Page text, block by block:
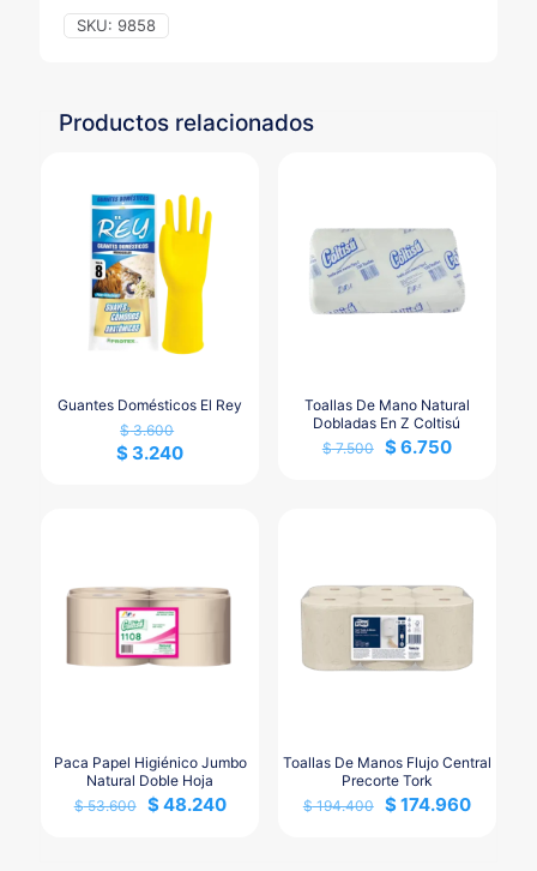
SKU: 9858
Productos relacionados
Guantes Domésticos El Rey
$3.600
$ 3.240
Las
opciones
se
pueden
página
de
producto
Toallas De Mano Natural
Dobladas En Z Coltisú
$7.500 $6.750
Paca Papel Higiénico Jumbo
Natural Doble Hoja
$53.600 $48.240
Toallas De Manos Flujo Central
Precorte Tork
$194.400 $174.960